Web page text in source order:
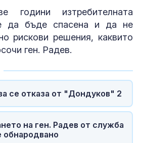
години изтребителната
да бъде спасена и да не
рискови решения, каквито
ген. Радев.
се отказа от "Дондуков" 2
на ген. Радев от служба
обнародвано